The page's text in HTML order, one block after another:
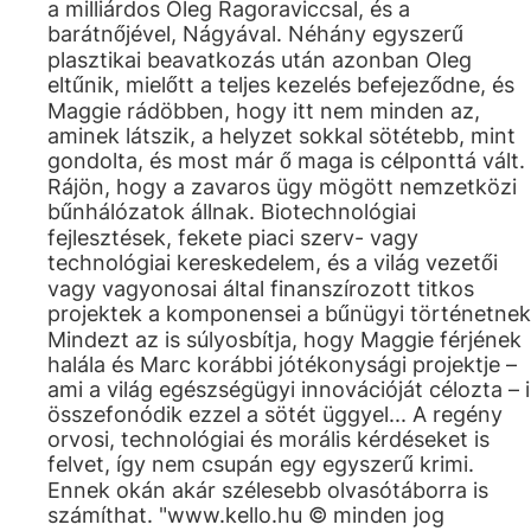
a milliárdos Oleg Ragoraviccsal, és a
barátnőjével, Nágyával. Néhány egyszerű
plasztikai beavatkozás után azonban Oleg
eltűnik, mielőtt a teljes kezelés befejeződne, és
Maggie rádöbben, hogy itt nem minden az,
aminek látszik, a helyzet sokkal sötétebb, mint
gondolta, és most már ő maga is célponttá vált.
Rájön, hogy a zavaros ügy mögött nemzetközi
bűnhálózatok állnak. Biotechnológiai
fejlesztések, fekete piaci szerv- vagy
technológiai kereskedelem, és a világ vezetői
vagy vagyonosai által finanszírozott titkos
projektek a komponensei a bűnügyi
Mindezt az is súlyosbítja, hogy Maggie férjének
halála és Marc korábbi jótékonysági projektje –
ami a világ egészségügyi innovációját célozta –
összefonódik ezzel a sötét üggyel... A regény
orvosi, technológiai és morális kérdéseket is
felvet, így nem csupán egy egyszerű krimi.
Ennek okán akár szélesebb olvasótáborra is
számíthat. "www.kello.hu © minden jog